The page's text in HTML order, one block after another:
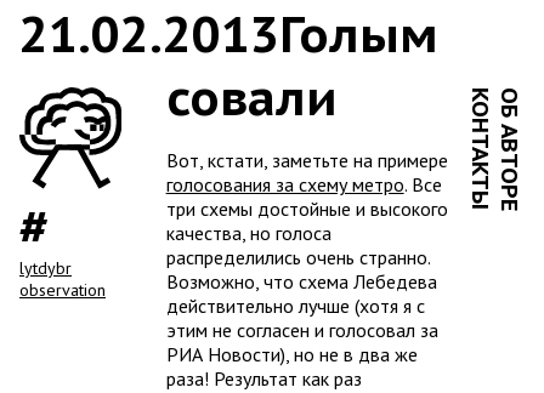
ОБ АВТОРЕ
КОНТАКТЫ
lytdybr
observation
21.02.2013Голым
совали
Вот, кстати, заметьте на примере
голосования за схему метро. Все
три схемы достойные и высокого
качества, но голоса
распределились очень странно.
Возможно, что схема Лебедева
действительно лучше (хотя я с
этим не согласен и голосовал за
РИА Новости), но не в два же
раза! Результат как раз